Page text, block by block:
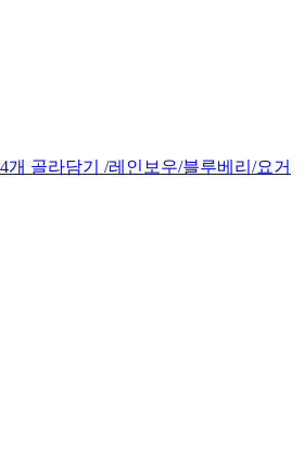
개 골라담기 /레인보우/블루베리/요거